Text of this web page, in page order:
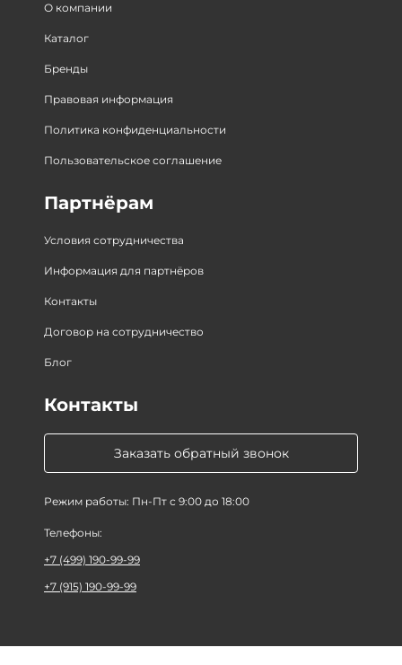
О компании
Каталог
Бренды
Правовая информация
Политика конфиденциальности
Пользовательское соглашение
Партнёрам
Условия сотрудничества
Информация для партнёров
Контакты
Договор на сотрудничество
Блог
Заказать обратный звонок
Режим работы: Пн-Пт с 9:00 до 18:00
Контакты
Телефоны:
+7 (499) 190-99-99
+7 (915) 190-99-99